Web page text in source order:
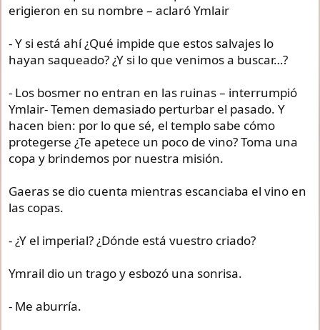
erigieron en su nombre – aclaró Ymlair
- Y si está ahí ¿Qué impide que estos salvajes lo
hayan saqueado? ¿Y si lo que venimos a buscar…?
- Los bosmer no entran en las ruinas – interrumpió
Ymlair- Temen demasiado perturbar el pasado. Y
hacen bien: por lo que sé, el templo sabe cómo
protegerse ¿Te apetece un poco de vino? Toma una
copa y brindemos por nuestra misión.
Gaeras se dio cuenta mientras escanciaba el vino en
las copas.
- ¿Y el imperial? ¿Dónde está vuestro criado?
Ymrail dio un trago y esbozó una sonrisa.
- Me aburría.